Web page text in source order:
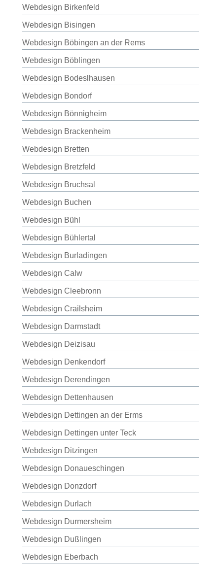
Webdesign Birkenfeld
Webdesign Bisingen
Webdesign Böbingen an der Rems
Webdesign Böblingen
Webdesign Bodeslhausen
Webdesign Bondorf
Webdesign Bönnigheim
Webdesign Brackenheim
Webdesign Bretten
Webdesign Bretzfeld
Webdesign Bruchsal
Webdesign Buchen
Webdesign Bühl
Webdesign Bühlertal
Webdesign Burladingen
Webdesign Calw
Webdesign Cleebronn
Webdesign Crailsheim
Webdesign Darmstadt
Webdesign Deizisau
Webdesign Denkendorf
Webdesign Derendingen
Webdesign Dettenhausen
Webdesign Dettingen an der Erms
Webdesign Dettingen unter Teck
Webdesign Ditzingen
Webdesign Donaueschingen
Webdesign Donzdorf
Webdesign Durlach
Webdesign Durmersheim
Webdesign Dußlingen
Webdesign Eberbach